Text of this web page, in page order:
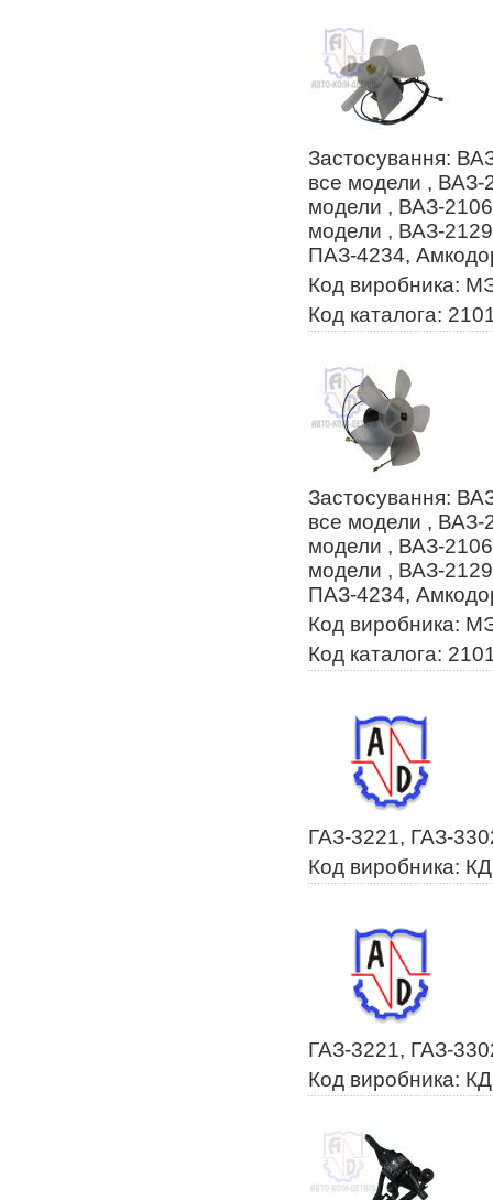
Застосування:
все модели , ВАЗ-
модели , ВАЗ-
модели , ВАЗ-
ПАЗ-4234,
Код виробника:
Код каталога:
Застосування:
все модели , ВАЗ-
модели , ВАЗ-
модели , ВАЗ-
ПАЗ-4234,
Код виробника:
Код каталога:
ГАЗ-3221, ГАЗ-
Код виробника:
ГАЗ-3221, ГАЗ-
Код виробника: